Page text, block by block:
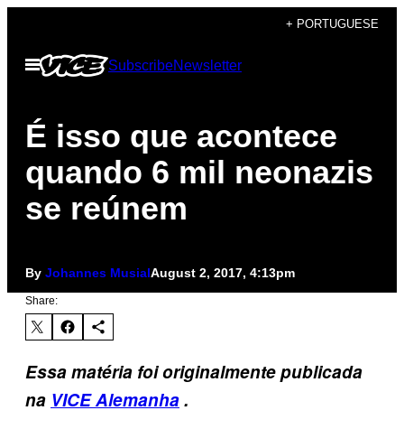
content
+ PORTUGUESE
Open
Menu
SubscribeNewsletter
É isso que acontece
quando 6 mil neonazis
se reúnem
By Johannes MusialAugust 2, 2017, 4:13pm
Share:
Essa matéria foi originalmente publicada
na VICE Alemanha.